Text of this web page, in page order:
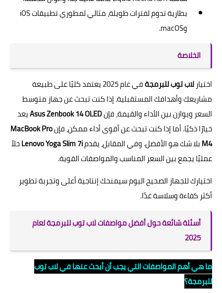
بطارية تدوم لفترات طويلة، مثالي لمطوري تطبيقات iOS
وmacOS.
الخلاصة
اختيارلاب توب للبرمجة
في عام 2025 يعتمد كليًا على طبيعة
مشاريعك وأهدافك المستقبلية. إذا كنت تبحث عن جهاز متوسط
السعر ويوازن بين الأداء والقيمة، فإنAsus Zenbook 14 OLEDيعد
خيارًا ذكيًا. أما إذا كنت تبحث عن أقوى أداء ممكن، فإنMacBook Pro
M4بلا شك هو الأفضل. وفي المقابل، يقدمLenovo Yoga Slim 7iحلاً
عمليًا يجمع بين السعر المناسب والمواصفات القوية.
اختيارك للجهاز الصحيح اليوم سيمنحك إنتاجية أعلى وتجربة تطوير
أكثر كفاءة وسلاسة غدًا.
أسئلة شائعة حول أفضل مواصفات لاب توب للبرمجة لعام
2025
ما هي أهم المواصفات التي يجب أن أبحث عنها في لاب توب
للبرمجة؟